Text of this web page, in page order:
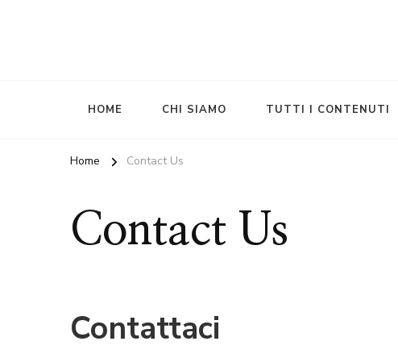
HOME CHI SIAMO TUTTI I CONTENUTI
Home Contact Us
Contact Us
Contattaci